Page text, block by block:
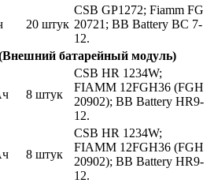
20 штук
CSB GP1272; Fiamm FG
20721; BB Battery BC 7-
12.
батарейный модуль)
8 штук
CSB HR 1234W;
FIAMM 12FGH36 (FGH
20902); BB Battery HR9-
12.
8 штук
CSB HR 1234W;
FIAMM 12FGH36 (FGH
20902); BB Battery HR9-
12.